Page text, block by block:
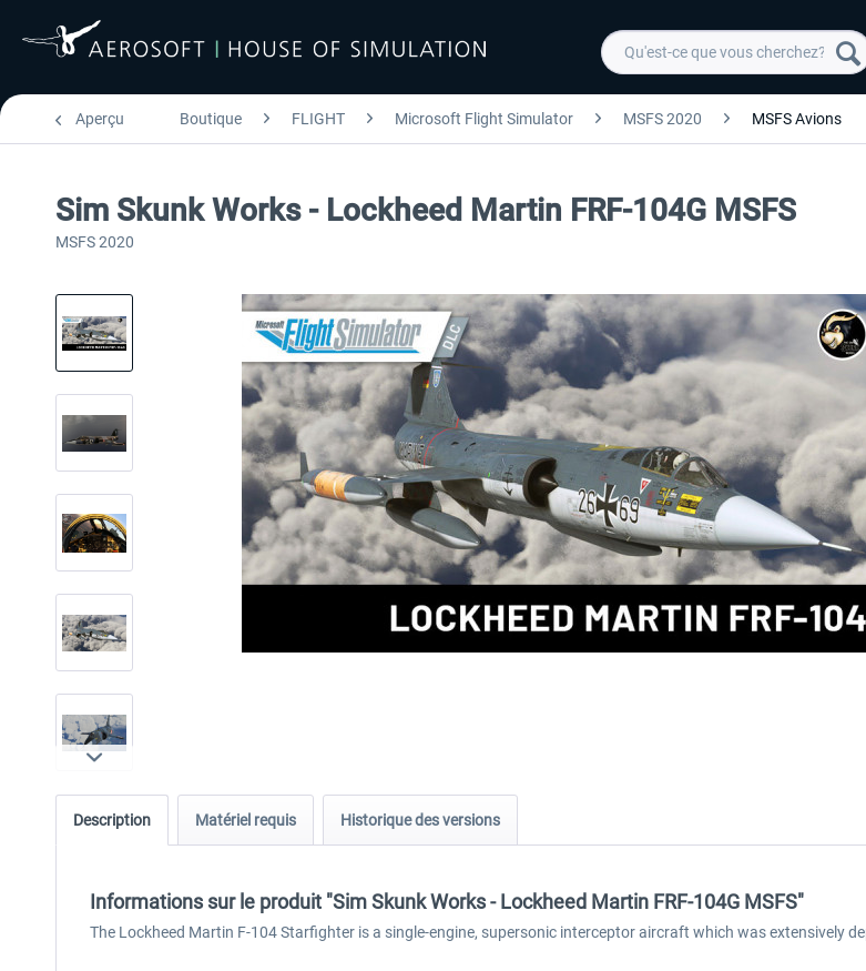
Aperçu Boutique FLIGHT Microsoft Flight Simulator MSFS 2020 MSFS Avions
Sim Skunk Works - Lockheed Martin FRF-104G MSFS
MSFS 2020
Description Matériel requis Historique des versions
Informations sur le produit "Sim Skunk Works - Lockheed Martin FRF-104G MSFS"
The Lockheed Martin F-104 Starfighter is a single-engine, supersonic interceptor aircraft which was extensively